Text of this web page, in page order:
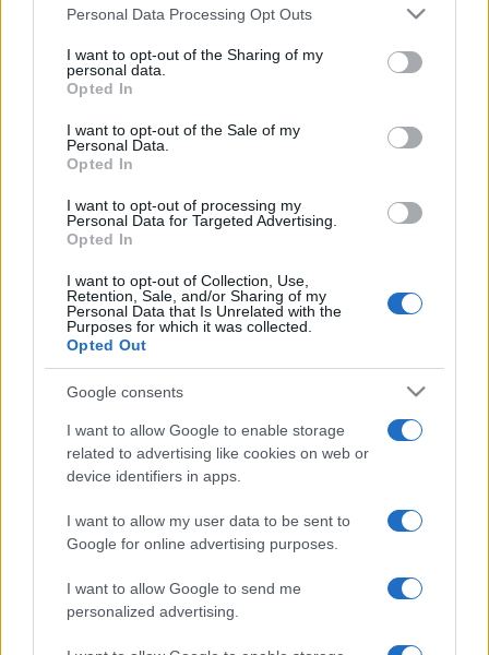
Personal Data Processing Opt Outs
I want to opt-out of the Sharing of my
personal data.
Opted In
I want to opt-out of the Sale of my
Personal Data.
Opted In
I want to opt-out of processing my
Personal Data for Targeted Advertising.
Opted In
I want to opt-out of Collection, Use,
Retention, Sale, and/or Sharing of my
Personal Data that Is Unrelated with the
Purposes for which it was collected.
Opted Out
Google consents
I want to allow Google to enable storage
related to advertising like cookies on web or
device identifiers in apps.
I want to allow my user data to be sent to
Google for online advertising purposes.
I want to allow Google to send me
personalized advertising.
za smeće držati dobro zatvorene.
Također je važno zatvoriti pukotine u temeljima
kuće, stepenicama i zidovima jer se zmije mogu
dodatnu zaštitu mogu postaviti gustu žičanu
ogradu koja se djelimično ukopava u zemlju.
Prirodna zaštita mogu biti i biljke jakog mirisa
poput nevena, lavande, ruzmarina, pelina,
limunske trave, luka i bijelog luka, koje zmije
uglavnom izbjegavaju. Kao dodatna mjera može
se koristiti i domaći sprej od bijelog luka i luka ili
mješavina eteričnih ulja s vodom.
Stručnjaci upozoravaju da se ne koriste naftalin i
sumpor, jer mogu biti opasni za ljude, kućne
ljubimce i okolinu, a njihova učinkovitost protiv
zmija nije dokazana. Najsigurniji način zaštite
ostaje kombinacija urednog dvorišta, uklanjanja
izvora hrane i prirodnih mirisnih barijera.